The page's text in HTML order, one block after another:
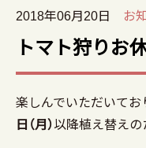
2018年06月20日 お
トマト狩りお
楽しんでいただいてお
日（月）以降植え替えの